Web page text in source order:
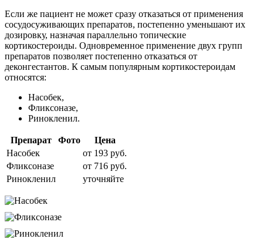
Если же пациент не может сразу отказаться от применения
сосудосуживающих препаратов, постепенно уменьшают их
дозировку, назначая параллельно топические
кортикостероиды. Одновременное применение двух групп
препаратов позволяет постепенно отказаться от
деконгестантов. К самым популярным кортикостероидам
относятся:
Насобек,
Фликсоназе,
Ринокленил.
Препарат Фото
Цена
Насобек
от 193 руб.
Фликсоназе
от 716 руб.
Ринокленил
уточняйте